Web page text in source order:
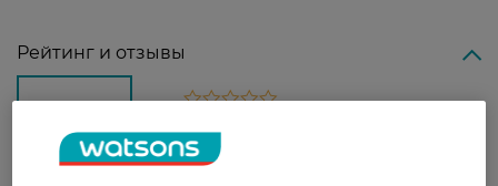
Рейтинг и отзывы
0 0 відгуків